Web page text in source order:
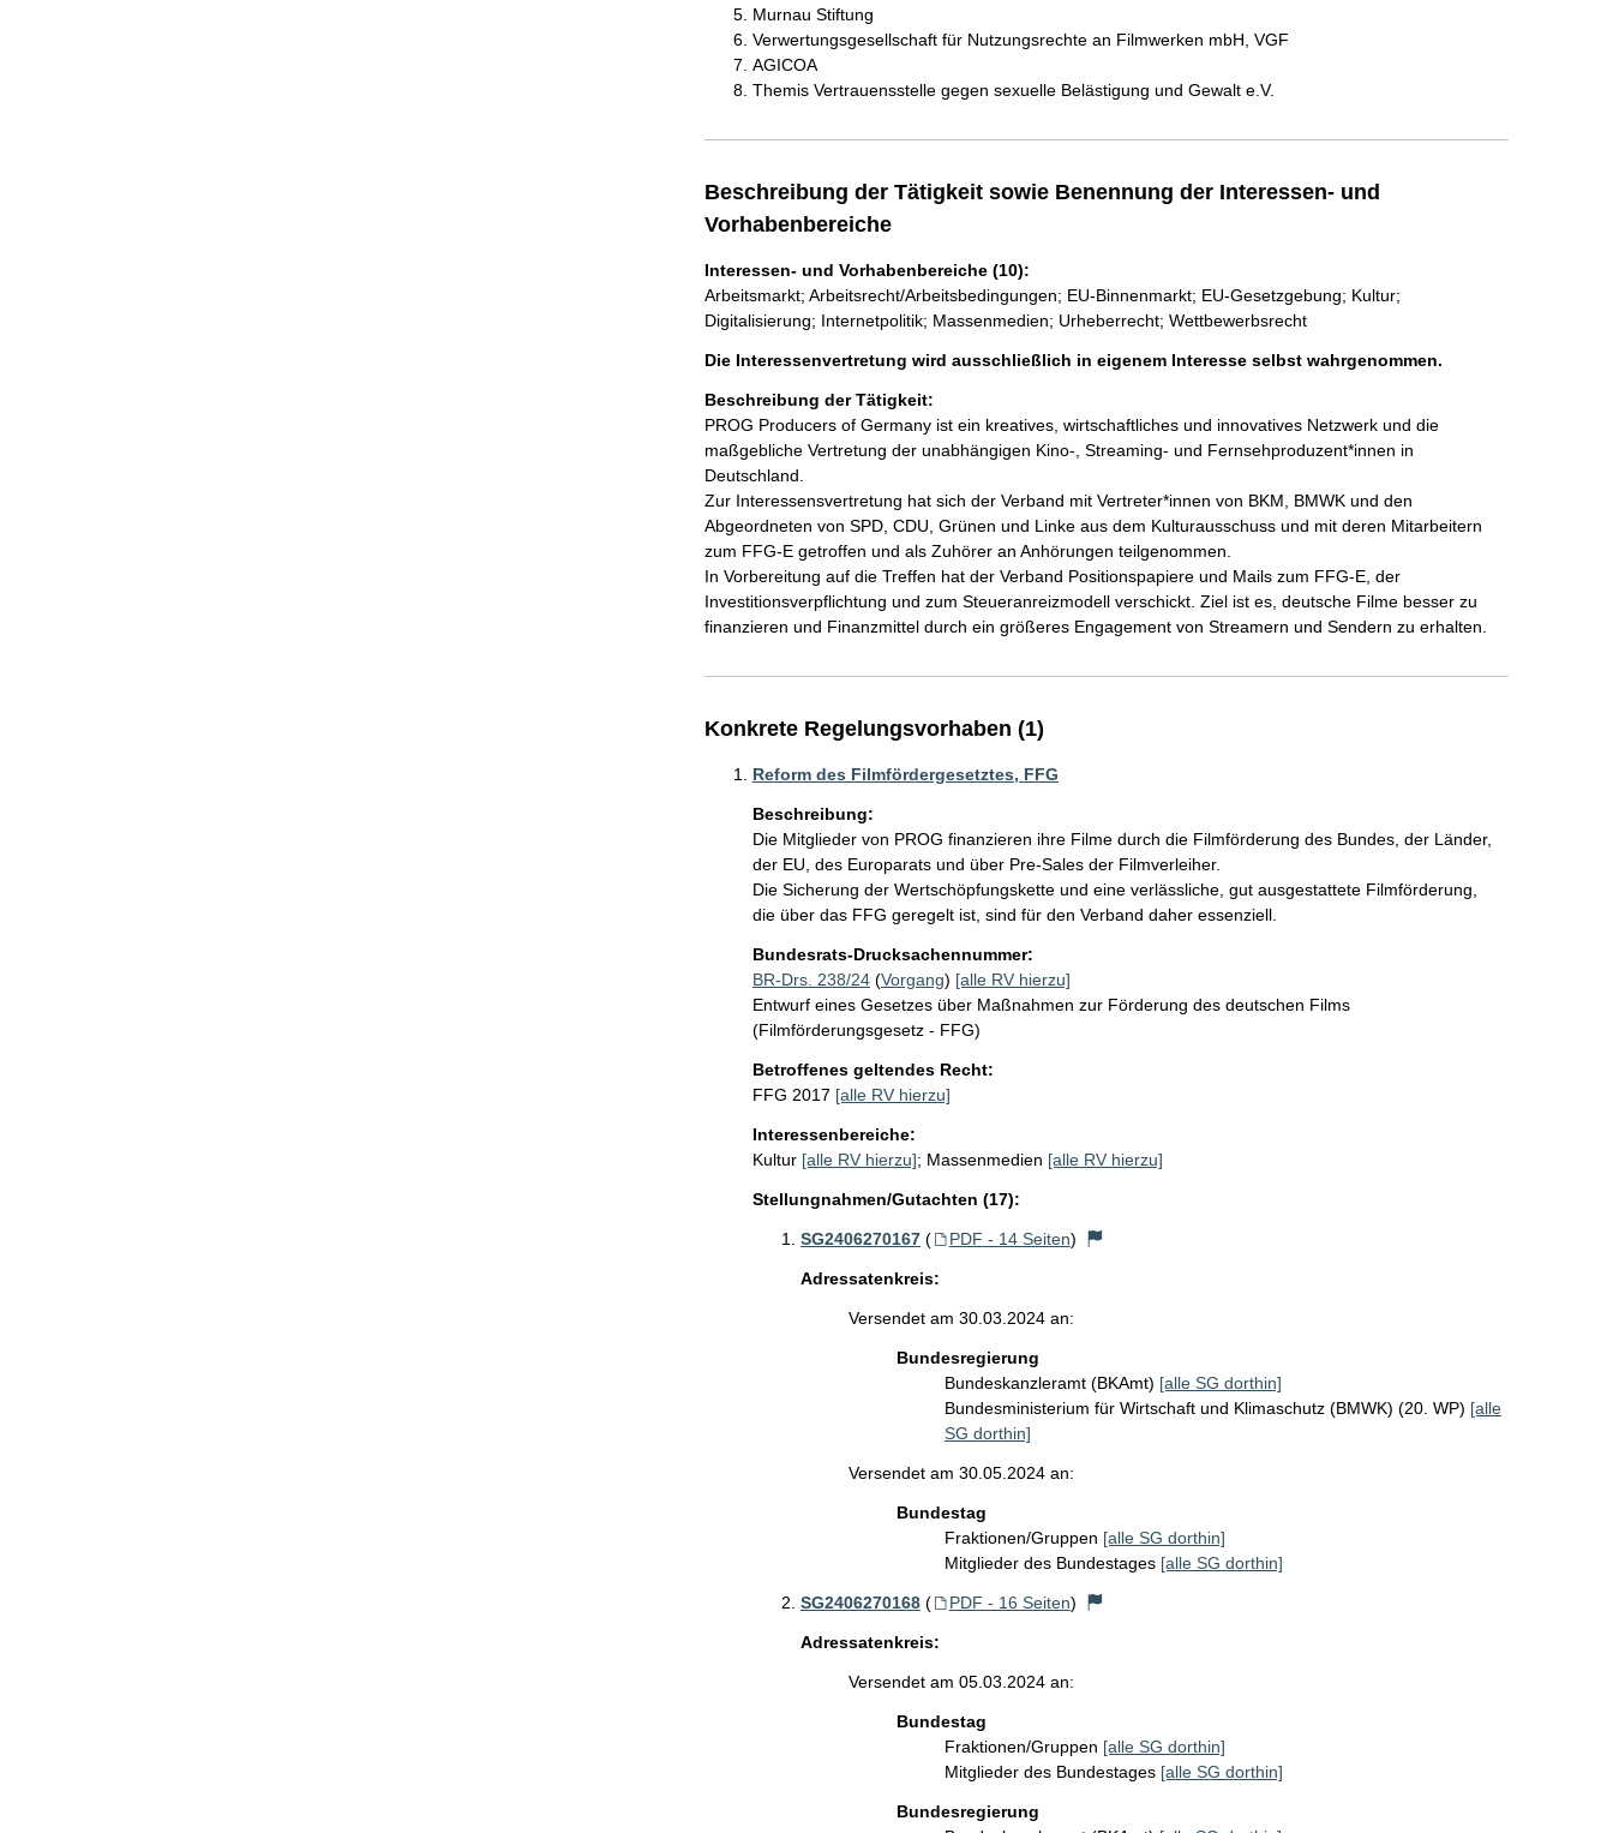
Murnau Stiftung
Verwertungsgesellschaft für Nutzungsrechte an Filmwerken mbH, VGF
AGICOA
Themis Vertrauensstelle gegen sexuelle Belästigung und Gewalt e.V.
Beschreibung der Tätigkeit sowie Benennung der Interessen- und
Vorhabenbereiche
Interessen- und Vorhabenbereiche (10):
Arbeitsmarkt; Arbeitsrecht/Arbeitsbedingungen; EU-Binnenmarkt; EU-Gesetzgebung; Kultur;
Digitalisierung; Internetpolitik; Massenmedien; Urheberrecht; Wettbewerbsrecht
Die Interessenvertretung wird ausschließlich in eigenem Interesse selbst wahrgenommen.
Beschreibung der Tätigkeit:
PROG Producers of Germany ist ein kreatives, wirtschaftliches und innovatives Netzwerk und die
maßgebliche Vertretung der unabhängigen Kino-, Streaming- und Fernsehproduzent*innen in
Deutschland.
Zur Interessensvertretung hat sich der Verband mit Vertreter*innen von BKM, BMWK und den
Abgeordneten von SPD, CDU, Grünen und Linke aus dem Kulturausschuss und mit deren Mitarbeitern
zum FFG-E getroffen und als Zuhörer an Anhörungen teilgenommen.
In Vorbereitung auf die Treffen hat der Verband Positionspapiere und Mails zum FFG-E, der
Investitionsverpflichtung und zum Steueranreizmodell verschickt. Ziel ist es, deutsche Filme besser zu
Konkrete Regelungsvorhaben (1)
Reform des Filmfördergesetztes, FFG
Beschreibung:
Die Mitglieder von PROG finanzieren ihre Filme durch die Filmförderung des Bundes, der Länder,
der EU, des Europarats und über Pre-Sales der Filmverleiher.
Die Sicherung der Wertschöpfungskette und eine verlässliche, gut ausgestattete Filmförderung,
die über das FFG geregelt ist, sind für den Verband daher essenziell.
Bundesrats-Drucksachennummer:
BR-Drs. 238/24(Vorgang) [alle RV hierzu]
Entwurf eines Gesetzes über Maßnahmen zur Förderung des deutschen Films
(Filmförderungsgesetz - FFG)
Betroffenes geltendes Recht:
FFG 2017 [alle RV hierzu]
Interessenbereiche:
Kultur [alle RV hierzu]; Massenmedien [alle RV hierzu]
Stellungnahmen/Gutachten (17):
SG2406270167 ( PDF - 14 Seiten)
Adressatenkreis:
Versendet am 30.03.2024 an:
Bundesregierung
Bundeskanzleramt (BKAmt) [alle SG dorthin]
Bundesministerium für Wirtschaft und Klimaschutz (BMWK) (20. WP) [alle
SG dorthin]
Versendet am 30.05.2024 an:
Bundestag
Fraktionen/Gruppen [alle SG dorthin]
Mitglieder des Bundestages [alle SG dorthin]
SG2406270168 ( PDF - 16 Seiten)
Adressatenkreis:
Versendet am 05.03.2024 an:
Bundestag
Fraktionen/Gruppen [alle SG dorthin]
Mitglieder des Bundestages [alle SG dorthin]
Bundesregierung